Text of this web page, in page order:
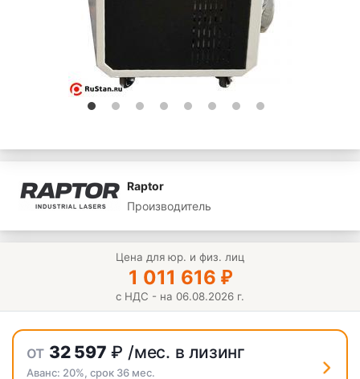
Raptor
Производитель
Цена для юр. и физ. лиц
1 011 616 ₽
с НДС - на 06.08.2026 г.
от 32 597 ₽ /мес. в лизинг
Аванс: 20% , срок 36мес.